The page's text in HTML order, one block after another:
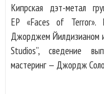
Кипрская дэт-метал
EP «Faces of Terror».
Джорджем Йилдизианом и
Studios”, сведение
мастеринг — Джордж